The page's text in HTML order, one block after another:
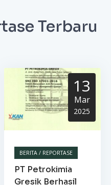
Terbaru
13
Mar
2025
BERITA / REPORTASE
PT Petrokimia
Gresik Berhasil